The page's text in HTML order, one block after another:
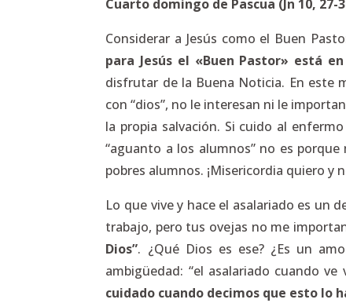
Cuarto domingo de Pascua (Jn 10, 27-
Considerar a Jesús como el Buen
para Jesús el «Buen Pastor» está
disfrutar de la Buena Noticia. En este
con “dios”, no le interesan ni le
la propia salvación. Si cuido al
“aguanto a los alumnos” no es
pobres alumnos. ¡Misericordia quiero y
Lo que vive y hace el asalariado es un
trabajo, pero tus ovejas no me
Dios”. ¿Qué Dios es ese? ¿Es un
ambigüedad: “el asalariado cuando
cuidado cuando decimos que esto lo